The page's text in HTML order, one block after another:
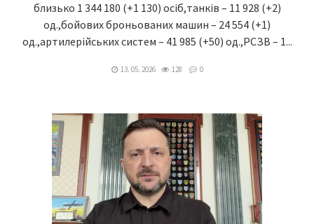
близько 1 344 180 (+1 130) осіб,танків – 11 928 (+2)
од.,бойових броньованих машин – 24 554 (+1)
од.,артилерійських систем – 41 985 (+50) од.,РСЗВ – 1...
13. 05. 2026 128 0